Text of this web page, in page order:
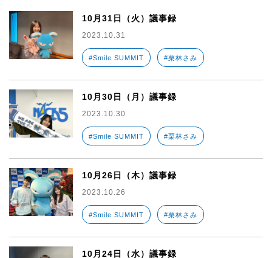
10月31日（火）議事録
2023.10.31
#Smile SUMMIT #栗林さみ
10月30日（月）議事録
2023.10.30
#Smile SUMMIT #栗林さみ
10月26日（木）議事録
2023.10.26
#Smile SUMMIT #栗林さみ
10月24日（水）議事録